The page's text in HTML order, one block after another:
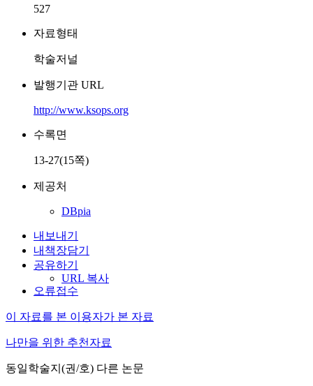
527
자료형태
학술저널
발행기관 URL
http://www.ksops.org
수록면
13-27(15쪽)
제공처
DBpia
내보내기
내책장담기
공유하기
URL 복사
오류접수
이 자료를 본 이용자가 본 자료
나만을 위한 추천자료
동일학술지(권/호) 다른 논문